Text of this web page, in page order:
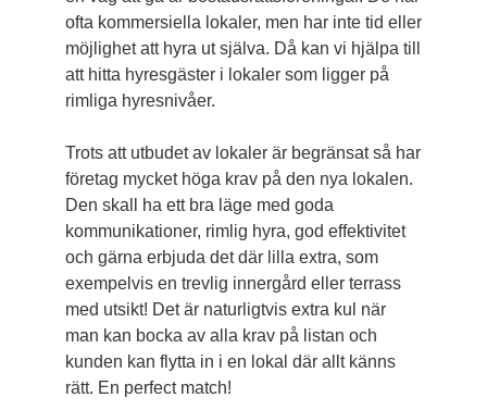
ofta kommersiella lokaler, men har inte tid eller
möjlighet att hyra ut själva. Då kan vi hjälpa till
att hitta hyresgäster i lokaler som ligger på
rimliga hyresnivåer.
Trots att utbudet av lokaler är begränsat så har
företag mycket höga krav på den nya lokalen.
Den skall ha ett bra läge med goda
kommunikationer, rimlig hyra, god effektivitet
och gärna erbjuda det där lilla extra, som
exempelvis en trevlig innergård eller terrass
med utsikt! Det är naturligtvis extra kul när
man kan bocka av alla krav på listan och
kunden kan flytta in i en lokal där allt känns
rätt. En perfect match!